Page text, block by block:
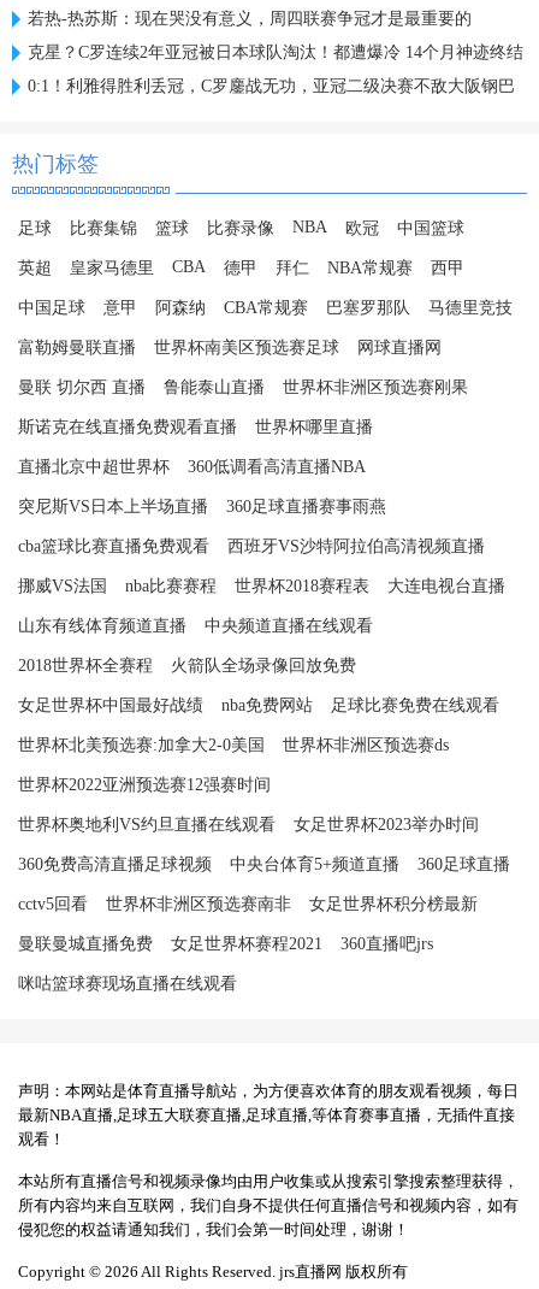
若热-热苏斯：现在哭没有意义，周四联赛争冠才是最重要的
克星？C罗连续2年亚冠被日本球队淘汰！都遭爆冷 14个月神迹终结
0:1！利雅得胜利丢冠，C罗鏖战无功，亚冠二级决赛不敌大阪钢巴
热门标签
足球 比赛集锦 篮球 比赛录像 NBA 欧冠 中国篮球
英超 皇家马德里 CBA 德甲 拜仁 NBA常规赛 西甲
中国足球 意甲 阿森纳 CBA常规赛 巴塞罗那队 马德里竞技
富勒姆曼联直播 世界杯南美区预选赛足球 网球直播网
曼联 切尔西 直播 鲁能泰山直播 世界杯非洲区预选赛刚果
斯诺克在线直播免费观看直播 世界杯哪里直播
直播北京中超世界杯 360低调看高清直播NBA
突尼斯VS日本上半场直播 360足球直播赛事雨燕
cba篮球比赛直播免费观看 西班牙VS沙特阿拉伯高清视频直播
挪威VS法国 nba比赛赛程 世界杯2018赛程表 大连电视台直播
山东有线体育频道直播 中央频道直播在线观看
2018世界杯全赛程 火箭队全场录像回放免费
女足世界杯中国最好战绩 nba免费网站 足球比赛免费在线观看
世界杯北美预选赛:加拿大2-0美国 世界杯非洲区预选赛ds
世界杯2022亚洲预选赛12强赛时间
世界杯奥地利VS约旦直播在线观看 女足世界杯2023举办时间
360免费高清直播足球视频 中央台体育5+频道直播 360足球直播
cctv5回看 世界杯非洲区预选赛南非 女足世界杯积分榜最新
曼联曼城直播免费 女足世界杯赛程2021 360直播吧jrs
咪咕篮球赛现场直播在线观看
声明：本网站是体育直播导航站，为方便喜欢体育的朋友观看视频，每日
最新NBA直播,足球五大联赛直播,足球直播,等体育赛事直播，无插件直接
观看！
本站所有直播信号和视频录像均由用户收集或从搜索引擎搜索整理获得，
所有内容均来自互联网，我们自身不提供任何直播信号和视频内容，如有
侵犯您的权益请通知我们，我们会第一时间处理，谢谢！
Copyright © 2026 All Rights Reserved. jrs直播网 版权所有